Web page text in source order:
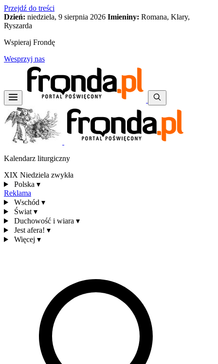
Przejdź do treści
Dzień: niedziela, 9 sierpnia 2026 Imieniny: Romana, Klary,
Ryszarda
Wspieraj Frondę
Wesprzyj nas
Kalendarz liturgiczny
XIX Niedziela zwykła
Polska ▾
Reklama
Wschód ▾
Świat ▾
Duchowość i wiara ▾
Jest afera! ▾
Więcej ▾